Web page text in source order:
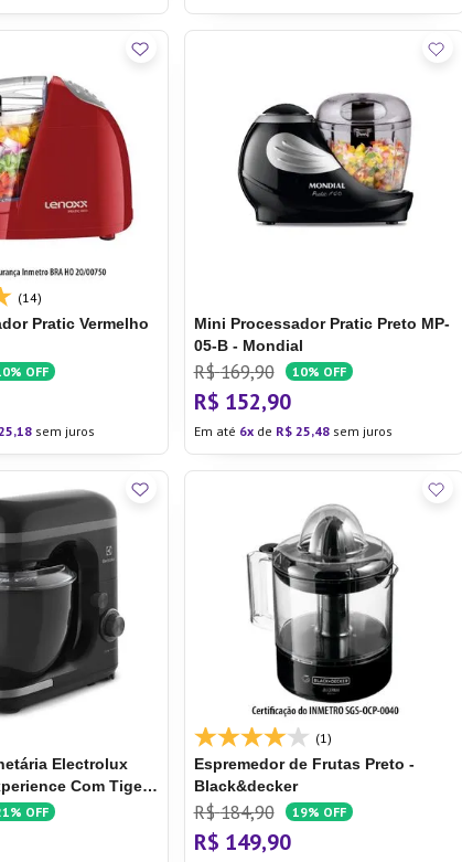
(14)
Pratic Vermelho
OFF
,18sem juros
Mini Processador Pratic Preto MP-
05-B - Mondial
R$ 169,90 10% OFF
R$ 152,90
Em até 6 de R$ 25,48sem juros
Electrolux
Com Tigela
OFF
(1)
Espremedor de Frutas Preto -
Black&decker
R$ 184,90 19% OFF
R$ 149,90